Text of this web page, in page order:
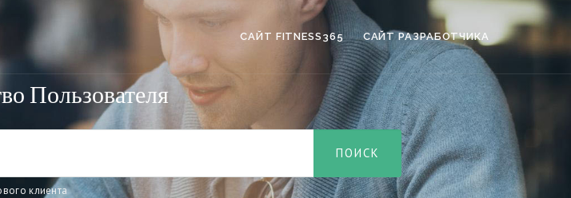
САЙТ FITNESS365 САЙТ РАЗРАБОТЧИКА
Пользователя
клиента